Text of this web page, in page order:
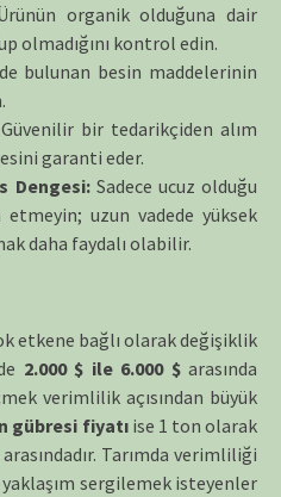
organik olduğuna dair
olmadığını kontrol edin.
bulunan besin maddelerinin
Güvenilir bir tedarikçiden alım
garanti eder.
Dengesi:Sadece ucuz olduğu
uzun vadede yüksek
daha faydalı olabilir.
etkene bağlı olarak değişiklik
2.000 $ ile 6.000 $arasında
verimlilik açısından büyük
gübresi fiyatıise 1 ton olarak
arasındadır. Tarımda verimliliği
sergilemek isteyenler